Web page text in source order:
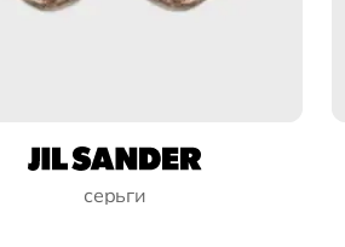
серьги